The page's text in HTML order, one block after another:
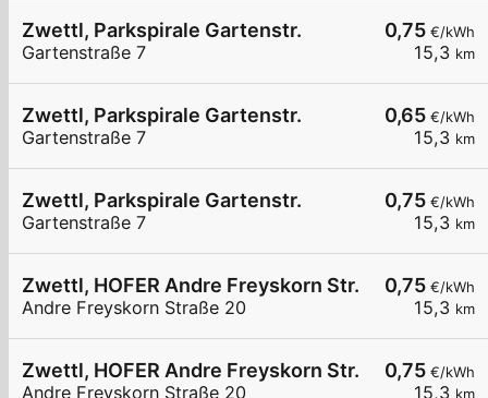
0,75 €/kWh
15,3 km
Zwettl, Parkspirale Gartenstr.
Gartenstraße 7
0,65 €/kWh
15,3 km
Zwettl, Parkspirale Gartenstr.
Gartenstraße 7
0,75 €/kWh
15,3 km
Zwettl, Parkspirale Gartenstr.
Gartenstraße 7
0,75 €/kWh
15,3 km
Zwettl, HOFER Andre Freyskorn Str.
Andre Freyskorn Straße 20
0,75 €/kWh
15,3 km
Zwettl, HOFER Andre Freyskorn Str.
Andre Freyskorn Straße 20